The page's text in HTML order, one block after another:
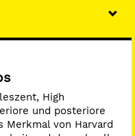
High
und posteriore
Merkmal von Harvard